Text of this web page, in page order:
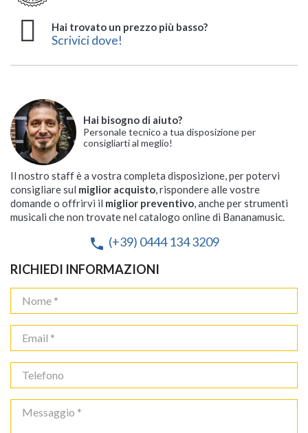
Hai trovato un prezzo più basso?
Scrivici dove!
Hai bisogno di aiuto?
Personale tecnico a tua disposizione per
consigliarti al meglio!
Il nostro staff è a vostra completa disposizione, per potervi
consigliare sul miglior acquisto, rispondere alle vostre
domande o offrirvi il miglior preventivo, anche per strumenti
musicali che non trovate nel catalogo online di Bananamusic.
phone (+39) 0444 134 3209
RICHIEDI INFORMAZIONI